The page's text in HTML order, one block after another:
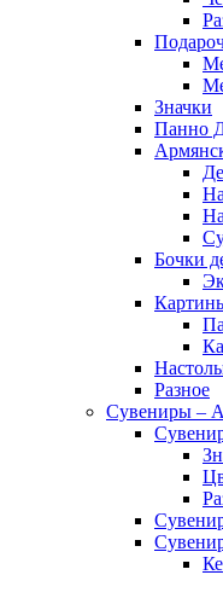
Значки
Панно
Бочки
Разное
Сувениры –